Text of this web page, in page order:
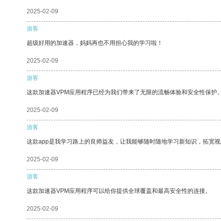
2025-02-09
游客
超级好用的加速器，妈妈再也不用担心我的学习啦！
2025-02-09
游客
这款加速器VPM应用程序已经为我们带来了无限的流畅体验和安全性保护
2025-02-09
游客
这款app是我学习路上的良师益友，让我能够随时随地学习新知识，拓宽
2025-02-09
游客
这款加速器VPM应用程序可以给你提供全球覆盖和最高安全性的连接。
2025-02-09